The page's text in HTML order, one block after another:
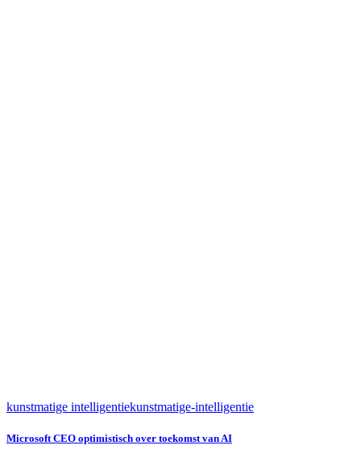
kunstmatige intelligentiekunstmatige-intelligentie
Microsoft CEO optimistisch over toekomst van AI